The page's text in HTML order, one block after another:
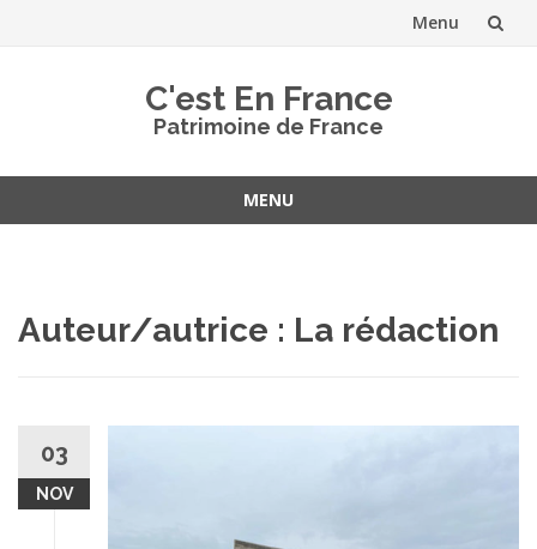
Menu
C'est En France
Patrimoine de France
MENU
Auteur/autrice : La rédaction
03
NOV